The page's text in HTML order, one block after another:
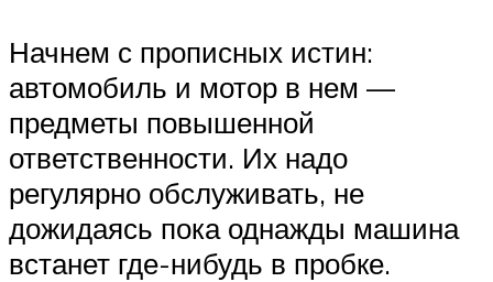
Начнем с прописных истин:
автомобиль и мотор в нем —
предметы повышенной
ответственности. Их надо
регулярно обслуживать, не
дожидаясь пока однажды машина
встанет где-нибудь в пробке.